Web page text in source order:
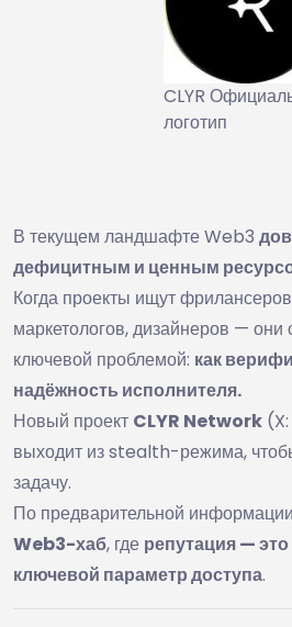
CLYR
логотип
В текущем ландшафте Web3
дефицитным и ценным
Когда проекты ищут
маркетологов, дизайнеров — они
ключевой проблемой: как
надёжность исполнителя.
Новый проект CLYR Network (X:
выходит из stealth-режима,
задачу.
По предварительной
Web3-хаб, где репутация —
ключевой параметр доступа.